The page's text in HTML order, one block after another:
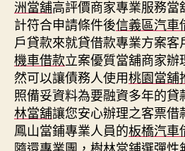
洲當舖高評價商家專業服務
計符合申請條件後信義區汽車
戶貸款來就貸借款專業方案
機車借款立案優質當舖商家
然可以讓債務人使用桃園當舖
照備妥資料為要融資多年的貸
林當舖讓您安心辦理之客票借
鳳山當鋪專業人員的板橋汽車